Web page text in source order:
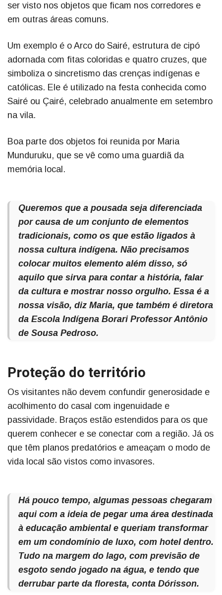
ser visto nos objetos que ficam nos corredores e
em outras áreas comuns.
Um exemplo é o Arco do Sairé, estrutura de cipó
adornada com fitas coloridas e quatro cruzes, que
simboliza o sincretismo das crenças indígenas e
católicas. Ele é utilizado na festa conhecida como
Sairé ou Çairé, celebrado anualmente em setembro
na vila.
Boa parte dos objetos foi reunida por Maria
Munduruku, que se vê como uma guardiã da
memória local.
Queremos que a pousada seja diferenciada
por causa de um conjunto de elementos
tradicionais, como os que estão ligados à
nossa cultura indígena. Não precisamos
colocar muitos elemento além disso, só
aquilo que sirva para contar a história, falar
da cultura e mostrar nosso orgulho. Essa é a
nossa visão, diz Maria, que também é diretora
da Escola Indígena Borari Professor Antônio
de Sousa Pedroso.
Proteção do território
Os visitantes não devem confundir generosidade e
acolhimento do casal com ingenuidade e
passividade. Braços estão estendidos para os que
querem conhecer e se conectar com a região. Já os
que têm planos predatórios e ameaçam o modo de
vida local são vistos como invasores.
Há pouco tempo, algumas pessoas chegaram
aqui com a ideia de pegar uma área destinada
à educação ambiental e queriam transformar
em um condomínio de luxo, com hotel dentro.
Tudo na margem do lago, com previsão de
esgoto sendo jogado na água, e tendo que
derrubar parte da floresta, conta Dórisson.